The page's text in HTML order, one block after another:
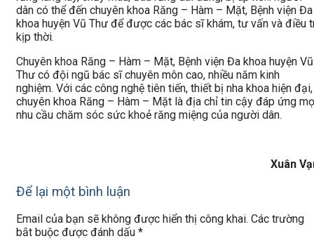
dân có thể đến chuyên khoa Răng – Hàm – Mặt, Bệnh viện Đa
khoa huyện Vũ Thư để được các bác sĩ khám, tư vấn và điều
kịp thời.
Chuyên khoa Răng – Hàm – Mặt, Bệnh viện Đa khoa huyện Vũ
Thư có đội ngũ bác sĩ chuyên môn cao, nhiều năm kinh
nghiệm. Với các công nghệ tiên tiến, thiết bị nha khoa hiện đại,
chuyên khoa Răng – Hàm – Mặt là địa chỉ tin cậy đáp ứng
nhu cầu chăm sóc sức khoẻ răng miệng của người dân.
Xuân
Để lại một bình luận
Email của bạn sẽ không được hiển thị công khai. Các trường
bắt buộc được đánh dấu *